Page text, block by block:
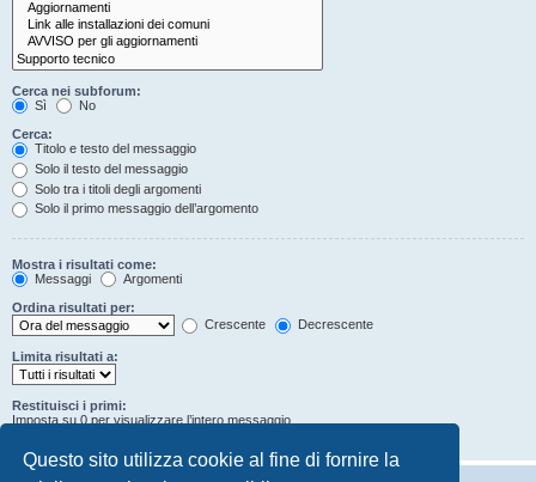
Questo sito utilizza cookie al fine di fornire la
Cerca nei subforum:
Sì
No
Cerca:
Titolo e testo del messaggio
Solo il testo del messaggio
Solo tra i titoli degli argomenti
Solo il primo messaggio dell’argomento
Mostra i risultati come:
Messaggi
Argomenti
Ordina risultati per:
Crescente
Decrescente
Limita risultati a:
Restituisci i primi:
Imposta su 0 per visualizzare l’intero messaggio.